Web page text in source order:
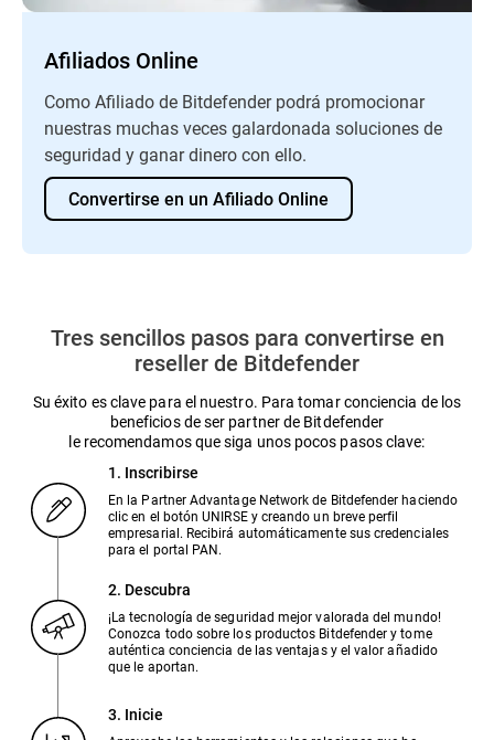
Afiliados Online
Como Afiliado de Bitdefender podrá promocionar
nuestras muchas veces galardonada soluciones de
seguridad y ganar dinero con ello.
Convertirse en un Afiliado Online
Tres sencillos pasos para convertirse en
reseller de Bitdefender
Su éxito es clave para el nuestro. Para tomar conciencia de los
beneficios de ser partner de Bitdefender
le recomendamos que siga unos pocos pasos clave:
1. Inscribirse
En la Partner Advantage Network de Bitdefender haciendo
clic en el botón UNIRSE y creando un breve perfil
empresarial. Recibirá automáticamente sus credenciales
para el portal PAN.
2. Descubra
¡La tecnología de seguridad mejor valorada del mundo!
Conozca todo sobre los productos Bitdefender y tome
auténtica conciencia de las ventajas y el valor añadido
que le aportan.
3. Inicie